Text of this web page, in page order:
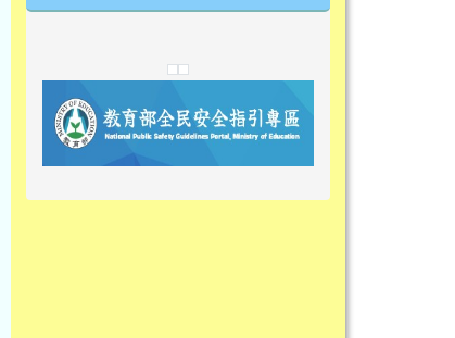
link to https://
link to https://eliteracy.edu.tw/
link to https://
link to https://10000.gov.tw/
link to https://eliteracy.edu.tw/
link to https://10000.gov.tw/
link to https://
link to https://
link to https://i.win.org.tw/
link to https://
link to https://
link to https://
link to https://